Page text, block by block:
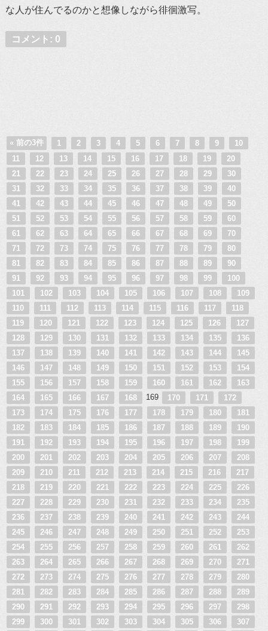
な人が住んでるのかと想像しながら徘徊激写。
コメント: 0
« 前の3件 1 2 3 4 5 6 7 8 9
10
11
12 13 14 15 16 17 18 19
20
21
22 23 24 25 26 27 28 29
30
31
32 33 34 35 36 37 38 39
40
41
42 43 44 45 46 47 48 49
50
51
52 53 54 55 56 57 58 59
60
61
62 63 64 65 66 67 68 69
70
71
72 73 74 75 76 77 78 79
80
81
82 83 84 85 86 87 88 89
90
91
92 93 94 95 96 97 98 99
100
101
102 103 104 105 106 107 108
109
110
111 112 113 114 115 116 117
118
119
120 121 122 123 124 125 126
127
128
129 130 131 132 133 134 135
136
137
138 139 140 141 142 143 144
145
146
147 148 149 150 151 152 153
154
155
156 157 158 159 160 161 162
163
164
165 166 167 168 169 170 171
172
173
174 175 176 177 178 179 180
181
182
183 184 185 186 187 188 189
190
191
192 193 194 195 196 197 198
199
200
201 202 203 204 205 206 207
208
209
210 211 212 213 214 215 216
217
218
219 220 221 222 223 224 225
226
227
228 229 230 231 232 233 234
235
236
237 238 239 240 241 242 243
244
245
246 247 248 249 250 251 252
253
254
255 256 257 258 259 260 261
262
263
264 265 266 267 268 269 270
271
272
273 274 275 276 277 278 279
280
281
282 283 284 285 286 287 288
289
290
291 292 293 294 295 296 297
298
299
300 301 302 303 304 305 306
307